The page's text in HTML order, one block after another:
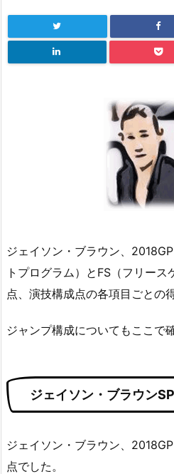
ジェイソン・ブラウン、
トプログラム）とFS（フリー
点、演技構成点の各項目ごとの
ジャンプ構成についてもここで
ジェイソン・ブラウン
ジェイソン・ブラウン、
点でした。